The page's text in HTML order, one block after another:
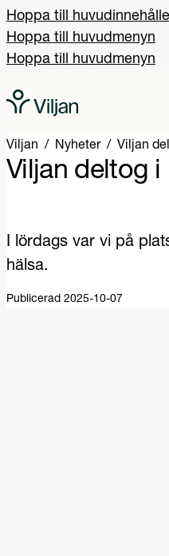
Hoppa till
Hoppa till huvudmenyn
Hoppa till huvudmenyn
Viljan Nyheter Viljan
Viljan deltog
I lördags var vi på
hälsa.
Publicerad 2025-10-07